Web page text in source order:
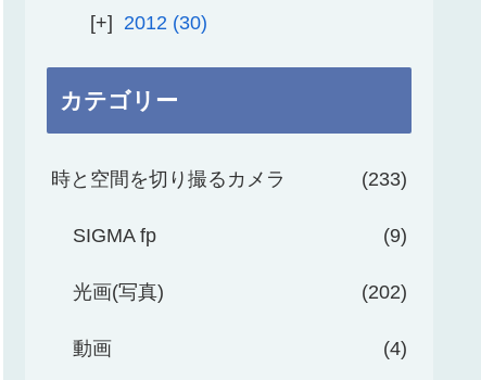
2012
30
カテゴリー
時と空間を切り撮るカメラ 233
SIGMA fp 9
光画(写真) 202
動画 4